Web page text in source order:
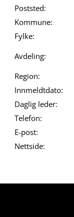
Poststed:
Kommune:
Fylke:
Avdeling:
Region:
Innmeldtdato:
Daglig leder:
Telefon:
E-post:
Nettside: